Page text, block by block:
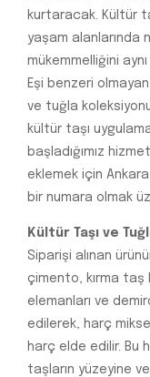
kurtaracak. Kültür
yaşam alanlarında
mükemmelliğini
Eşi benzeri olmayan
ve tuğla
kültür taşı
başladığımız
eklemek için
bir numara olmak
Kültür Taşı ve
Siparişi alınan
çimento, kırma taş
elemanları ve
edilerek, harç
harç elde edilir. Bu
taşların yüzeyine